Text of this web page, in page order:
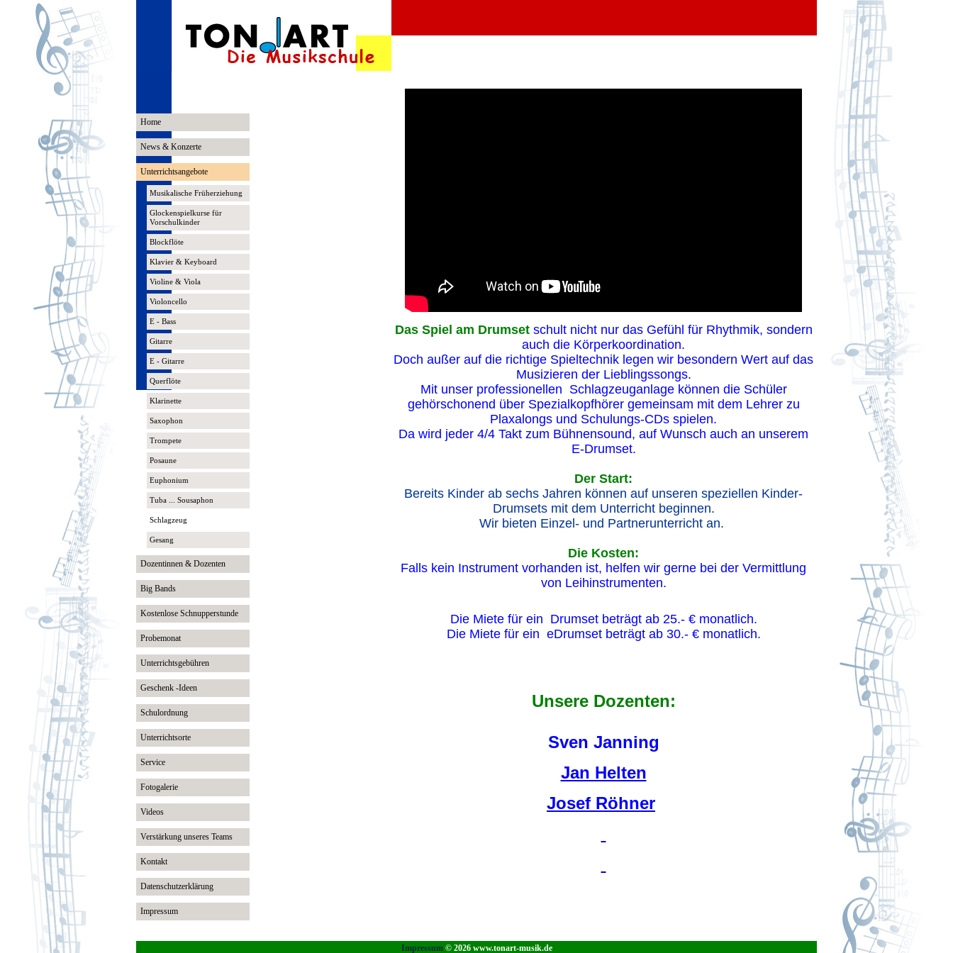
Home
News & Konzerte
Unterrichtsangebote
Musikalische Früherziehung
Glockenspielkurse für
Vorschulkinder
Blockflöte
Klavier & Keyboard
Violine & Viola
Violoncello
E - Bass
Gitarre
E - Gitarre
Querflöte
Klarinette
Saxophon
Trompete
Posaune
Euphonium
Tuba ... Sousaphon
Schlagzeug
Gesang
Dozentinnen & Dozenten
Big Bands
Kostenlose Schnupperstunde
Probemonat
Unterrichtsgebühren
Geschenk -Ideen
Schulordnung
Unterrichtsorte
Service
Fotogalerie
Videos
Verstärkung unseres Teams
Kontakt
Datenschutzerklärung
Impressum
Das Spiel am Drumsetschult nicht nur das Gefühl für Rhythmik, sondern
auch die Körperkoordination.
Doch außer auf die richtige Spieltechnik legen wir besondern Wert auf das
Musizieren der Lieblingssongs.
Mit unser professionellen Schlagzeuganlage können die Schüler
gehörschonend über Spezialkopfhörer gemeinsam mit dem Lehrer zu
Plaxalongs und Schulungs-CDs spielen.
Da wird jeder 4/4 Takt zum Bühnensound, auf Wunsch auch an unserem
E-Drumset.
Der Start:
Bereits Kinder ab sechs Jahren können auf unseren speziellen Kinder-
Drumsets mit dem Unterricht beginnen.
Wir bieten Einzel- und Partnerunterricht an.
Die Kosten:
Falls kein Instrument vorhanden ist, helfen wir gerne bei der Vermittlung
von Leihinstrumenten.
Die Miete für ein Drumset beträgt ab 25.- € monatlich.
Die Miete für ein eDrumset beträgt ab 30.- € monatlich.
Unsere Dozenten:
Sven Janning
Jan Helten
Josef Röhner
Impressum © 2026 www.tonart-musik.de